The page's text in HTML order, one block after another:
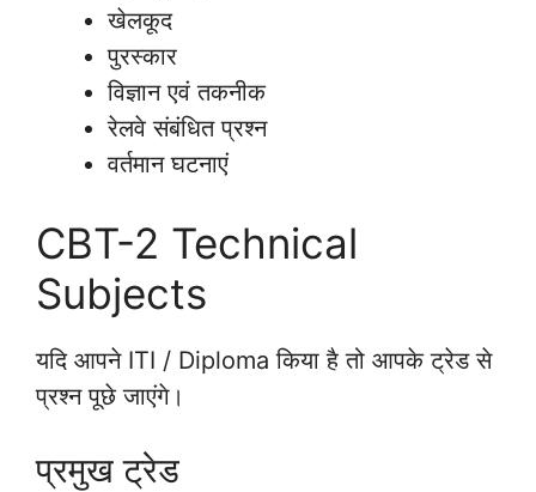
खेलकूद
पुरस्कार
विज्ञान एवं तकनीक
रेलवे संबंधित प्रश्न
वर्तमान घटनाएं
CBT-2 Technical
Subjects
यदि आपने ITI / Diploma किया है तो आपके ट्रेड से
प्रश्न पूछे जाएंगे।
प्रमुख ट्रेड